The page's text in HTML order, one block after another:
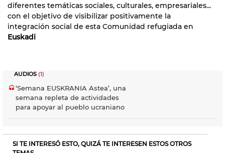
diferentes temáticas sociales, culturales, empresariales...
con el objetivo de visibilizar positivamente la
integración social de esta Comunidad refugiada en
Euskadi
AUDIOS (1)
‘Semana EUSKRANIA Astea’, una
semana repleta de actividades
para apoyar al pueblo ucraniano
SI TE INTERESÓ ESTO, QUIZÁ TE INTERESEN ESTOS OTROS